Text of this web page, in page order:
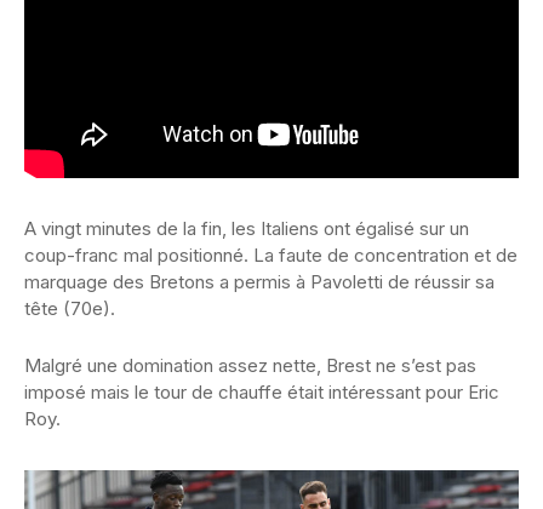
A vingt minutes de la fin, les Italiens ont égalisé sur un
coup-franc mal positionné. La faute de concentration et de
marquage des Bretons a permis à Pavoletti de réussir sa
tête (70e).
Malgré une domination assez nette, Brest ne s’est pas
imposé mais le tour de chauffe était intéressant pour Eric
Roy.